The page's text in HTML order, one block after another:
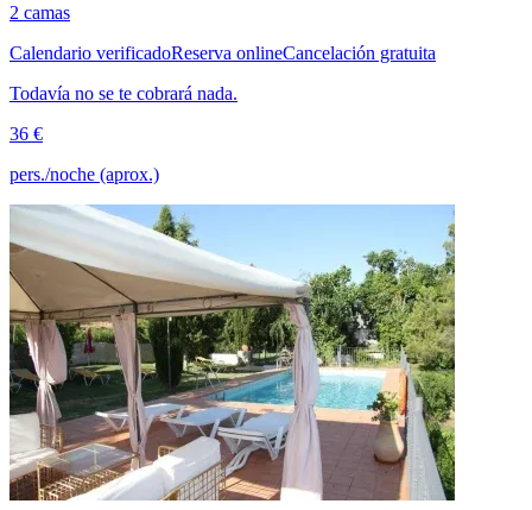
2 camas
Calendario verificadoReserva onlineCancelación gratuita
Todavía no se te cobrará nada.
36 €
pers./noche (aprox.)